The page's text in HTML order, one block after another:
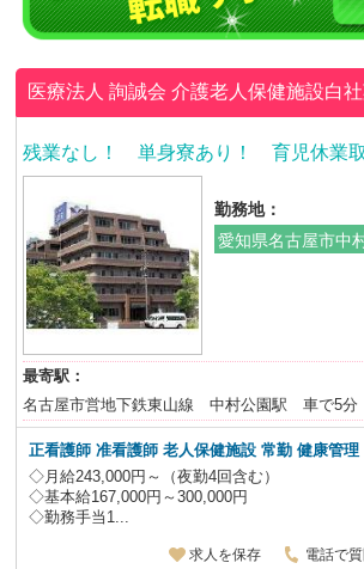
医療法人 詢誠会介護老人保健施設白
残業なし！ 単身寮あり！ 育児休業取
勤務地：
愛知県名古屋市中
最寄駅：
名古屋市営地下鉄東山線 中村公園駅 車で5分
正看護師 准看護師 老人保健施設常勤 健康管理
◇月給243,000円～（夜勤4回含む）
◇基本給167,000円～300,000円
◇勤務手当1...
求人を保存 電話で